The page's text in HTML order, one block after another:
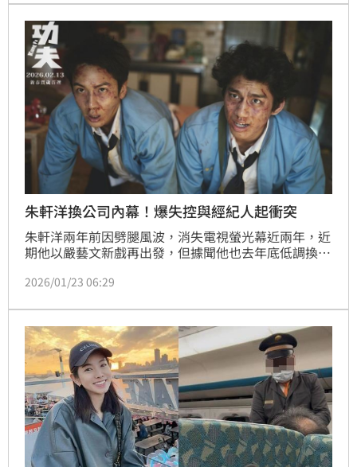
朱軒洋換公司內幕！爆失控與經紀人起衝突
朱軒洋兩年前因劈腿風波，消失電視螢光幕近兩年，近
期他以嚴藝文新戲再出發，但據聞他也去年底低調換了
難溝通、不受控，還飆罵經紀人髒話，甚至引發肢體衝
2026/01/23 06:29